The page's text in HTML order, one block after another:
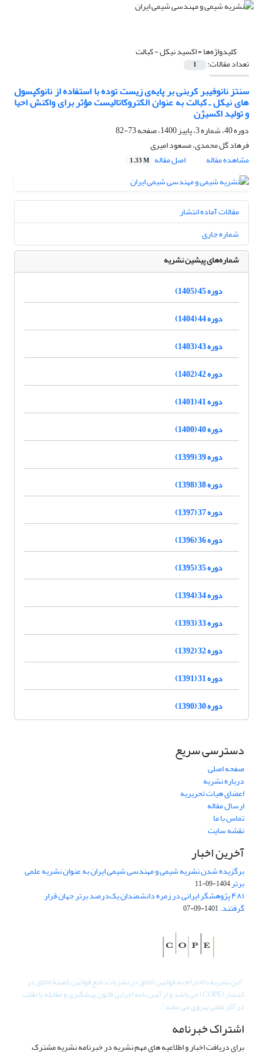
کلیدواژه‌ها =اکسید نیکل - کبالت
تعداد مقالات: 1
سنتز نانوفیبر کربنی بر پایه‌ی زیست توده با استفاده از نانوکپسول
های نیکل ـ کبالت به عنوان الکتروکاتالیست مؤثر برای واکنش احیا
و تولید اکسیژن
دوره 40، شماره 3، پاییز 1400، صفحه
73-82
فرهاد گل محمدی، مسعود امیری
مشاهده مقاله
اصل مقاله 1.33 M
مقالات آماده انتشار
شماره جاری
شماره‌های پیشین نشریه
دوره 45 (1405)
دوره 44 (1404)
دوره 43 (1403)
دوره 42 (1402)
دوره 41 (1401)
دوره 40 (1400)
دوره 39 (1399)
دوره 38 (1398)
دوره 37 (1397)
دوره 36 (1396)
دوره 35 (1395)
دوره 34 (1394)
دوره 33 (1393)
دوره 32 (1392)
دوره 31 (1391)
دوره 30 (1390)
دسترسی سریع
صفحه اصلی
درباره نشریه
اعضای هیات تحریریه
ارسال مقاله
تماس با ما
نقشه سایت
آخرین اخبار
برگزیده شدن نشریه شیمی و مهندسی شیمی ایران به عنوان نشریه علمی
برتر1404-09-11
۴۸۱ پژوهشگر ایرانی در زمره دانشمندان یک‌درصد برتر جهان قرار
گرفتند.1401-09-07
"این نشریه با احترام به قوانین اخلاق در نشریات، تابع قوانین کمیتۀ اخلاق در
انتشار (COPE) می باشد و از آیین نامه اجرایی قانون پیشگیری و مقابله با تقلب
در آثار علمی پیروی می نماید".
اشتراک خبرنامه
برای دریافت اخبار و اطلاعیه های مهم نشریه در خبرنامه نشریه مشترک